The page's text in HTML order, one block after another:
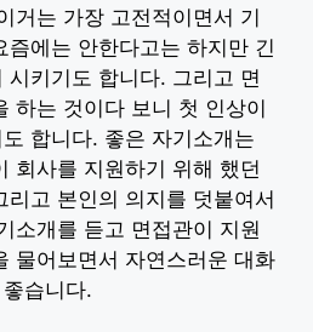
거는 가장 고전적이면서 기
즘에는 안한다고는 하지만 긴
시키기도 합니다. 그리고 면
하는 것이다 보니 첫 인상이
합니다. 좋은 자기소개는
회사를 지원하기 위해 했던
리고 본인의 의지를 덧붙여서
소개를 듣고 면접관이 지원
물어보면서 자연스러운 대화
습니다.